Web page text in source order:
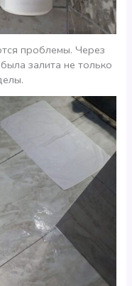
проблемы. Через
залита не только